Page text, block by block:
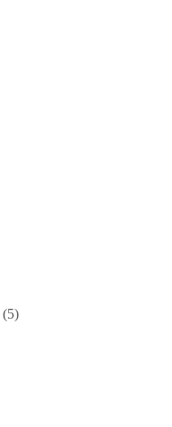
(5)